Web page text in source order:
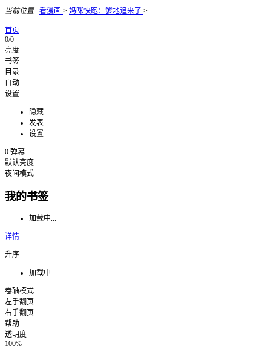
当前位置: 看漫画 > 妈咪快跑：爹地追来了 >
首页
0/0
亮度
书签
目录
自动
设置
隐藏
发表
设置
0 弹幕
默认亮度
夜间模式
我的书签
加载中...
详情
升序
加载中...
卷轴模式
左手翻页
右手翻页
帮助
透明度
100%